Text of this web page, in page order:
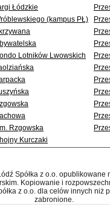
Łódzkie
(kampus PŁ)
Lotników Lwowskich
Rzgowska
Kurczaki
Spółka z o.o. opublikowane
Kopiowanie i
z o.o. dla celów innych niż
zabronione.